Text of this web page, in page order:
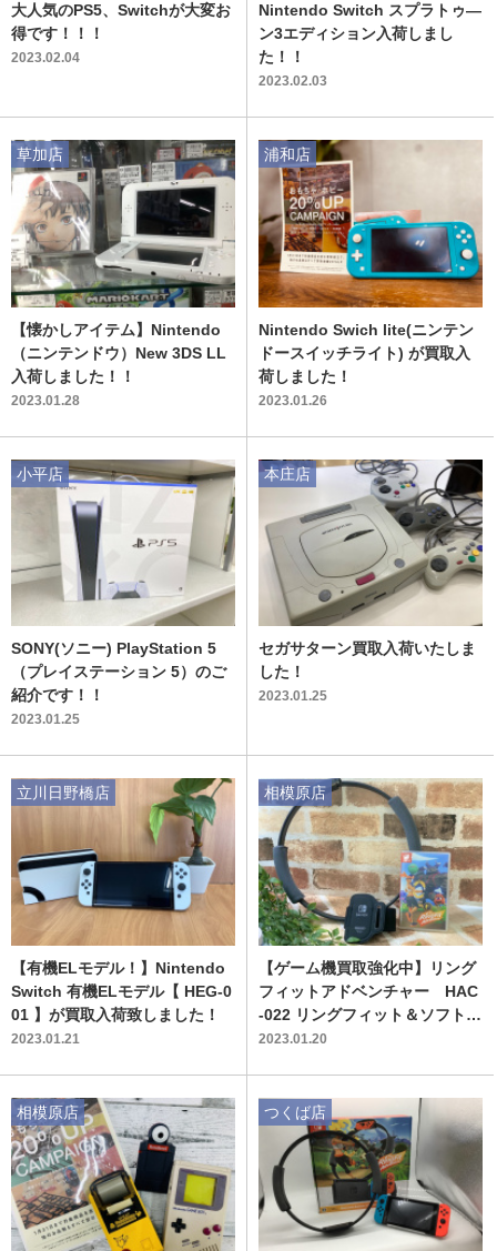
大人気のPS5、Switchが大変お
得です！！！
2023.02.04
Nintendo Switch スプラトゥ―
ン3エディション入荷しまし
た！！
2023.02.03
【懐かしアイテム】Nintendo
（ニンテンドウ）New 3DS LL
入荷しました！！
2023.01.28
草加店
Nintendo Swich lite(ニンテン
ドースイッチライト) が買取入
荷しました！
2023.01.26
浦和店
SONY(ソニー) PlayStation 5
（プレイステーション 5）のご
紹介です！！
2023.01.25
小平店
セガサターン買取入荷いたしま
した！
2023.01.25
本庄店
【有機ELモデル！】Nintendo
Switch 有機ELモデル【 HEG-0
01 】が買取入荷致しました！
2023.01.21
立川日野橋店
【ゲーム機買取強化中】リング
フィットアドベンチャー HAC
-022 リングフィット＆ソフト買
取入荷致しました！
2023.01.20
相模原店
相模原店 つくば店